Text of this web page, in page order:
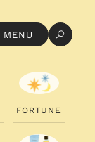
MENU
FORTU N E